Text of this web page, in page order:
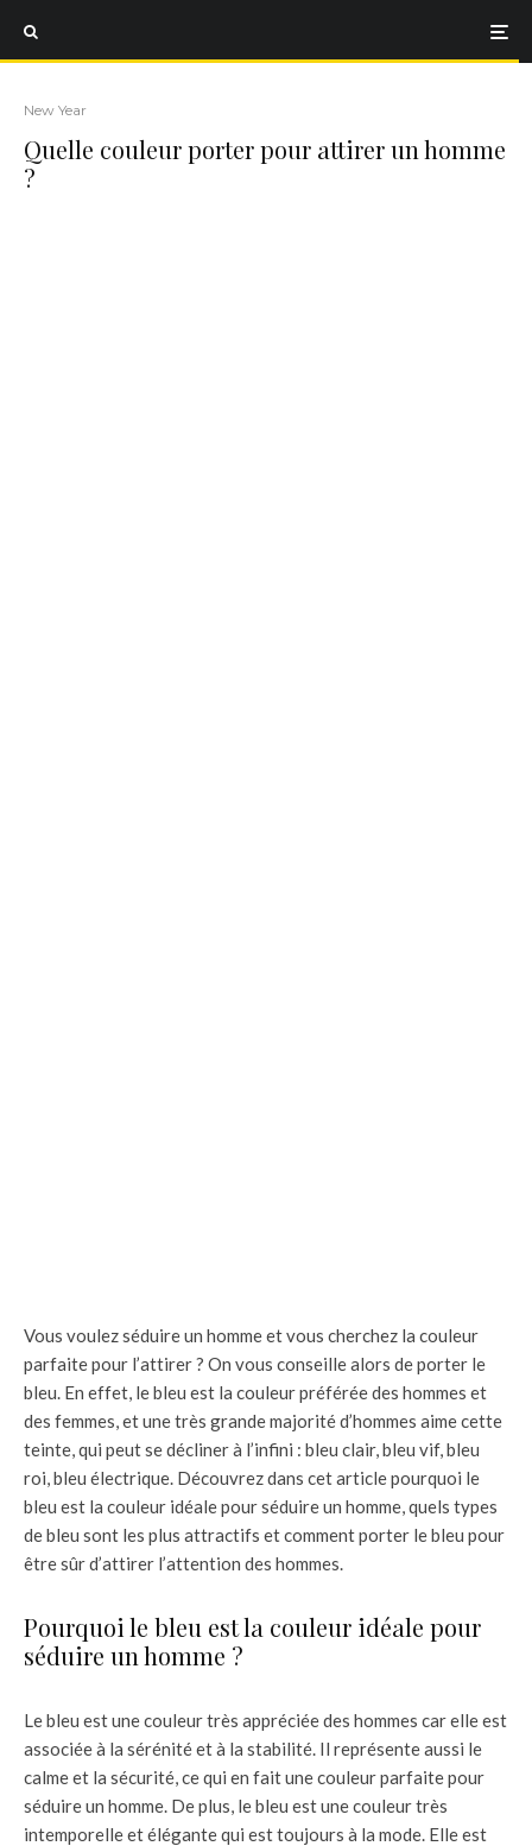
New Year
Quelle couleur porter pour attirer un homme
?
Vous voulez séduire un homme et vous cherchez la couleur
parfaite pour l’attirer ? On vous conseille alors de porter le
bleu. En effet, le bleu est la couleur préférée des hommes et
des femmes, et une très grande majorité d’hommes aime cette
teinte, qui peut se décliner à l’infini : bleu clair, bleu vif, bleu
roi, bleu électrique. Découvrez dans cet article pourquoi le
bleu est la couleur idéale pour séduire un homme, quels types
de bleu sont les plus attractifs et comment porter le bleu pour
être sûr d’attirer l’attention des hommes.
Pourquoi le bleu est la couleur idéale pour
séduire un homme ?
Le bleu est une couleur très appréciée des hommes car elle est
associée à la sérénité et à la stabilité. Il représente aussi le
calme et la sécurité, ce qui en fait une couleur parfaite pour
séduire un homme. De plus, le bleu est une couleur très
intemporelle et élégante qui est toujours à la mode. Elle est